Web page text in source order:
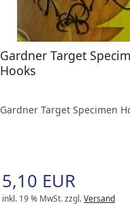
Gardner Target
Hooks
Gardner Target Specimen
5,10 EUR
inkl. 19 % MwSt.zzgl.Versand